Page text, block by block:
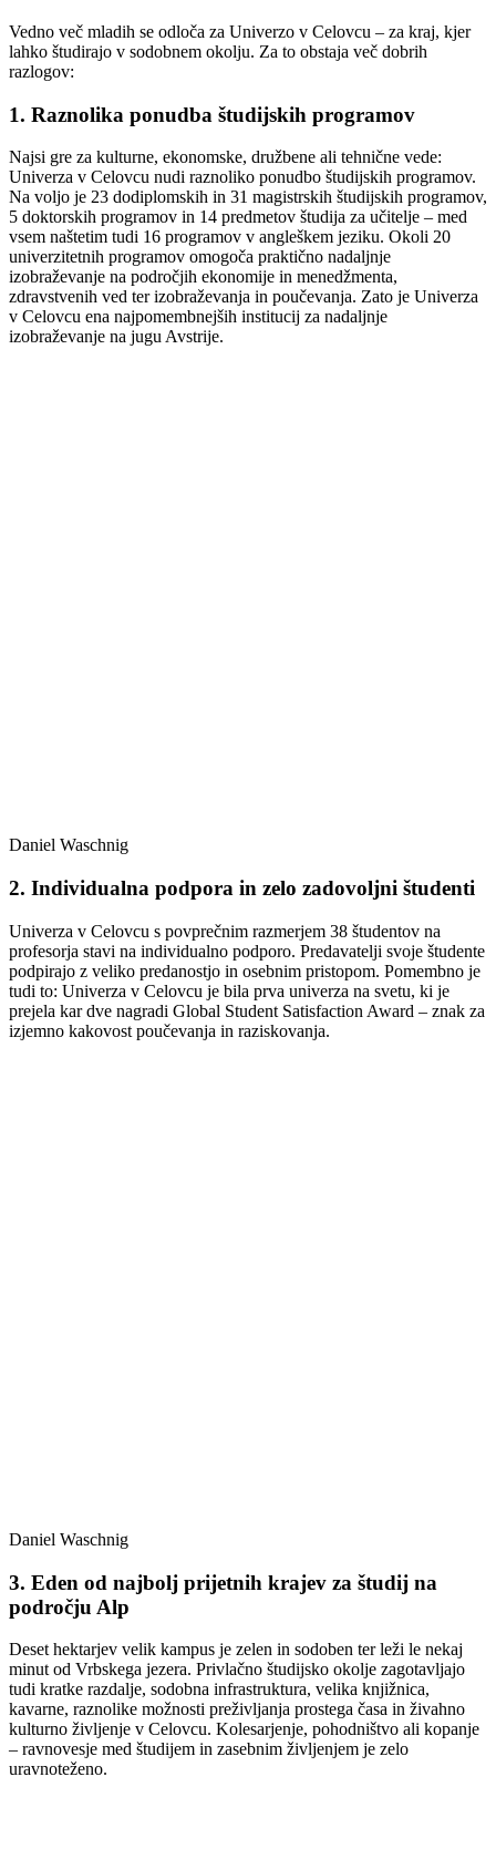
Vedno več mladih se odloča za Univerzo v Celovcu – za kraj, kjer
lahko študirajo v sodobnem okolju. Za to obstaja več dobrih
razlogov:
1. Raznolika ponudba študijskih programov
Najsi gre za kulturne, ekonomske, družbene ali tehnične vede:
Univerza v Celovcu nudi raznoliko ponudbo študijskih programov.
Na voljo je 23 dodiplomskih in 31 magistrskih študijskih programov,
5 doktorskih programov in 14 predmetov študija za učitelje – med
vsem naštetim tudi 16 programov v angleškem jeziku. Okoli 20
univerzitetnih programov omogoča praktično nadaljnje
izobraževanje na področjih ekonomije in menedžmenta,
zdravstvenih ved ter izobraževanja in poučevanja. Zato je Univerza
v Celovcu ena najpomembnejših institucij za nadaljnje
izobraževanje na jugu Avstrije.
Daniel Waschnig
2. Individualna podpora in zelo zadovoljni študenti
Univerza v Celovcu s povprečnim razmerjem 38 študentov na
profesorja stavi na individualno podporo. Predavatelji svoje študente
podpirajo z veliko predanostjo in osebnim pristopom. Pomembno je
tudi to: Univerza v Celovcu je bila prva univerza na svetu, ki je
prejela kar dve nagradi Global Student Satisfaction Award – znak za
izjemno kakovost poučevanja in raziskovanja.
Daniel Waschnig
3. Eden od najbolj prijetnih krajev za študij na
področju Alp
Deset hektarjev velik kampus je zelen in sodoben ter leži le nekaj
minut od Vrbskega jezera. Privlačno študijsko okolje zagotavljajo
tudi kratke razdalje, sodobna infrastruktura, velika knjižnica,
kavarne, raznolike možnosti preživljanja prostega časa in živahno
kulturno življenje v Celovcu. Kolesarjenje, pohodništvo ali kopanje
– ravnovesje med študijem in zasebnim življenjem je zelo
uravnoteženo.